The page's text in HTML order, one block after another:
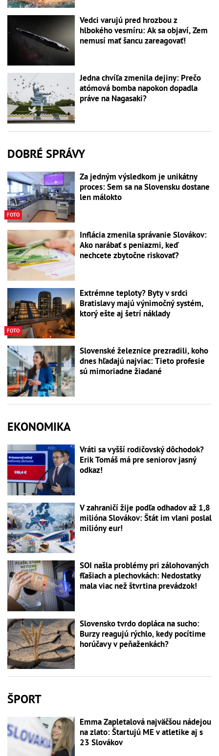
Vedci varujú pred hrozbou z
hlbokého vesmíru: Ak sa objaví, Zem
nemusí mať šancu zareagovať!
Jedna chvíľa zmenila dejiny: Prečo
atómová bomba napokon dopadla
práve na Nagasaki?
DOBRÉ SPRÁVY
FOTO
Za jedným výsledkom je unikátny
proces: Sem sa na Slovensku dostane
len málokto
Inflácia zmenila správanie Slovákov:
Ako narábať s peniazmi, keď
nechcete zbytočne riskovať?
FOTO
Extrémne teploty? Byty v srdci
Bratislavy majú výnimočný systém,
ktorý ešte aj šetrí náklady
Slovenské železnice prezradili, koho
dnes hľadajú najviac: Tieto profesie
sú mimoriadne žiadané
EKONOMIKA
Vráti sa vyšší rodičovský dôchodok?
Erik Tomáš má pre seniorov jasný
odkaz!
V zahraničí žije podľa odhadov až 1,8
milióna Slovákov: Štát im vlani poslal
milióny eur!
SOI našla problémy pri zálohovaných
fľašiach a plechovkách: Nedostatky
mala viac než štvrtina prevádzok!
Slovensko tvrdo dopláca na sucho:
Burzy reagujú rýchlo, kedy pocítime
horúčavy v peňaženkách?
ŠPORT
Emma Zapletalová najväčšou nádejou
na zlato: Štartujú ME v atletike aj s
23 Slovákov